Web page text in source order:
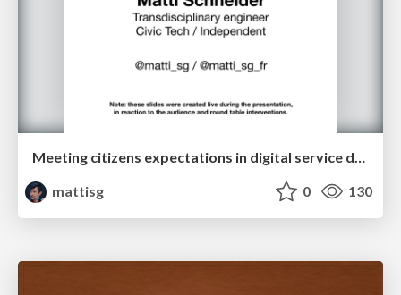
Meeting citizens expectations in digital service delivery
mattisg
0 130